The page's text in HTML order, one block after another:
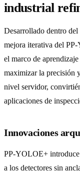
industrial
Desarrollado dentro del
mejora iterativa del
el marco de
maximizar la precisión
nivel servidor,
aplicaciones de
Innovaciones
PP-YOLOE+ introduce
a los detectores sin